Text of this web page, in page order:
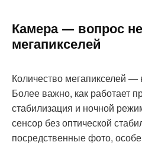
Камера — вопрос
мегапикселей
Количество мегапикселей —
Более важно, как работает
стабилизация и ночной
сенсор без оптической
посредственные фото,